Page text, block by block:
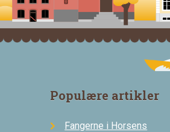
Populære artikler
Fangerne i Horsens